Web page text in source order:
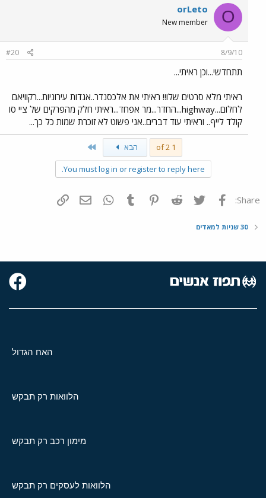
O
orLeto
New member
8/9/10
#20
תתחדשי...וכן ראיתי...
ראיתי מלא סרטים שלו!! ראיתי את אלכסנדר..אגדות עירוניות...רקוויאם
לחלום...highway...החדר...מר אפחד...ראיתי חלק מהפרקים של ציי סו
קולד לייף.. וראיתי עוד דברים..אני פשוט לא זוכרת שמות כל כך...
1 of 2 הבא
You must log in or register to reply here.
Share: פייסבוק Twitter
Reddit
Pinterest
Tumblr
WhatsAppדואר אלקטרוני
30 שניות למאדים
האח הגדול
הלוואות רק תבקש
מימון רכב רק תבקש
הלוואות לעסקים רק תבקש